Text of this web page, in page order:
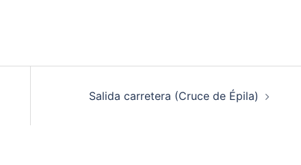
Salida carretera (Cruce de Épila)